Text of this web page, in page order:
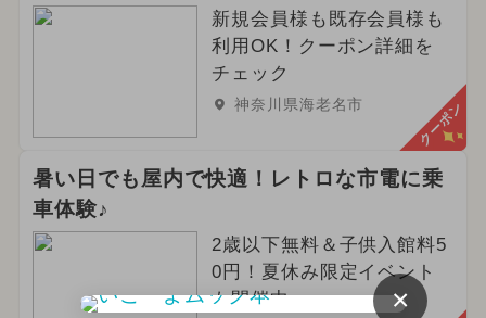
新規会員様も既存会員様も
利用OK！クーポン詳細を
チェック
神奈川県海老名市 クーポン
暑い日でも屋内で快適！レトロな市電に乗
車体験♪
2歳以下無料＆子供入館料5
0円！夏休み限定イベント
も開催中
×